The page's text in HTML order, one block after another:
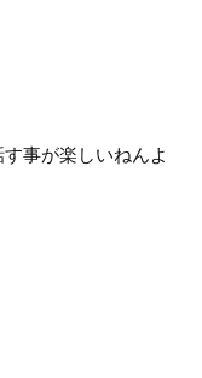
事が楽しいねんよ